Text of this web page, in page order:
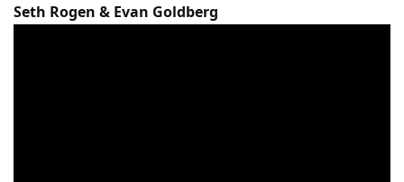
Seth Rogen & Evan Goldberg